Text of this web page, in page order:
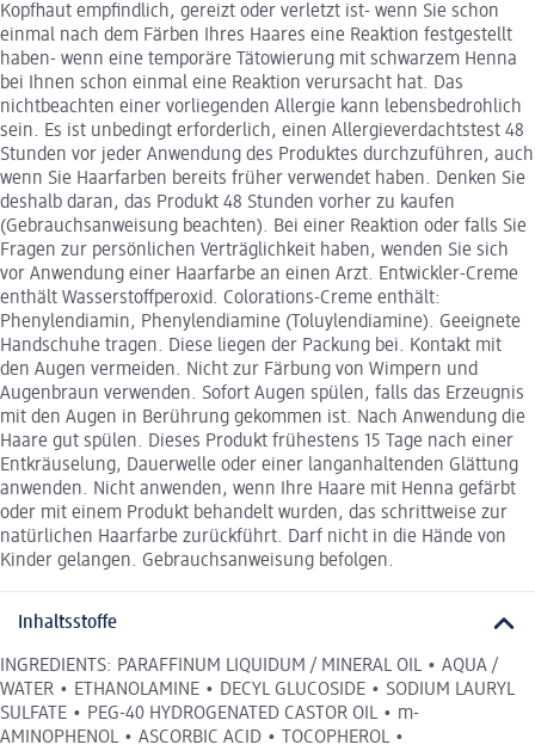
Kopfhaut empfindlich, gereizt oder verletzt ist- wenn Sie schon
einmal nach dem Färben Ihres Haares eine Reaktion festgestellt
haben- wenn eine temporäre Tätowierung mit schwarzem Henna
bei Ihnen schon einmal eine Reaktion verursacht hat. Das
nichtbeachten einer vorliegenden Allergie kann lebensbedrohlich
sein. Es ist unbedingt erforderlich, einen Allergieverdachtstest 48
Stunden vor jeder Anwendung des Produktes durchzuführen, auch
wenn Sie Haarfarben bereits früher verwendet haben. Denken Sie
deshalb daran, das Produkt 48 Stunden vorher zu kaufen
(Gebrauchsanweisung beachten). Bei einer Reaktion oder falls Sie
Fragen zur persönlichen Verträglichkeit haben, wenden Sie sich
vor Anwendung einer Haarfarbe an einen Arzt. Entwickler-Creme
enthält Wasserstoffperoxid. Colorations-Creme enthält:
Phenylendiamin, Phenylendiamine (Toluylendiamine). Geeignete
Handschuhe tragen. Diese liegen der Packung bei. Kontakt mit
den Augen vermeiden. Nicht zur Färbung von Wimpern und
Augenbraun verwenden. Sofort Augen spülen, falls das Erzeugnis
mit den Augen in Berührung gekommen ist. Nach Anwendung die
Haare gut spülen. Dieses Produkt frühestens 15 Tage nach einer
Entkräuselung, Dauerwelle oder einer langanhaltenden Glättung
anwenden. Nicht anwenden, wenn Ihre Haare mit Henna gefärbt
oder mit einem Produkt behandelt wurden, das schrittweise zur
natürlichen Haarfarbe zurückführt. Darf nicht in die Hände von
Kinder gelangen. Gebrauchsanweisung befolgen.
Inhaltsstoffe
INGREDIENTS: PARAFFINUM LIQUIDUM / MINERAL OIL • AQUA /
WATER • ETHANOLAMINE • DECYL GLUCOSIDE • SODIUM LAURYL
SULFATE • PEG-40 HYDROGENATED CASTOR OIL • m-
AMINOPHENOL • ASCORBIC ACID • TOCOPHEROL •